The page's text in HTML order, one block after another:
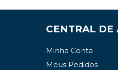
CENTRAL DE
Minha Conta
Meus Pedidos